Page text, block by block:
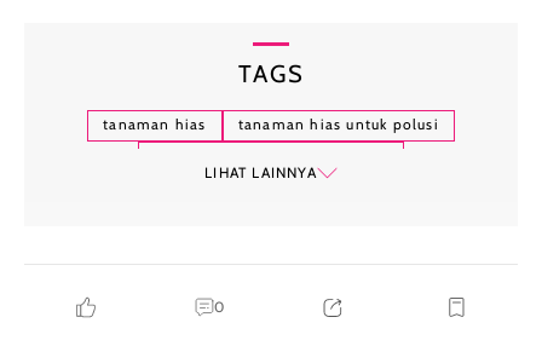
TAGS
tanaman hias
tanaman hias untuk polusi
LIHAT LAINNYA
0